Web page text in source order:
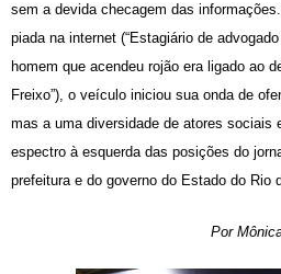
sem a devida checagem das
piada na internet (“Estagiário de
homem que acendeu rojão era ligado ao
Freixo”), o veículo iniciou sua onda de
mas a uma diversidade de atores sociais
espectro à esquerda das posições do
prefeitura e do governo do Estado do Rio
Por